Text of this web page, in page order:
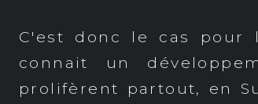
C'est donc le cas pour
connait un
prolifèrent partout, en